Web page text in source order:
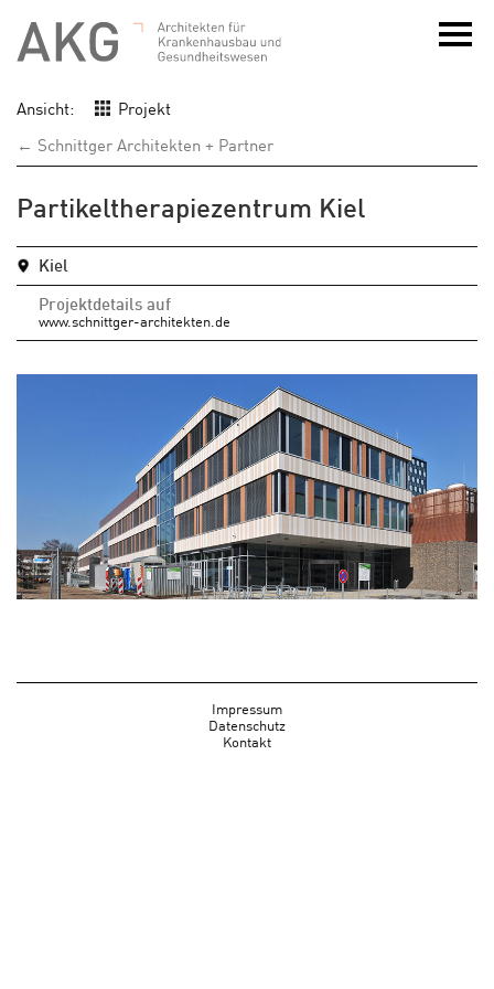
Ansicht:
Projekt
← Schnittger Architekten + Partner
Partikeltherapiezentrum Kiel
Kiel
Projektdetails auf
www.schnittger-architekten.de
Impressum
Datenschutz
Kontakt